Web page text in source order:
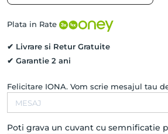
Natural,
Galben
14K
Plata in Rate
✔ Livrare si Retur Gratuite
✔ Garantie 2 ani
Felicitare IONA. Vom scrie mesajul tau
Poti grava un cuvant cu semnificatie